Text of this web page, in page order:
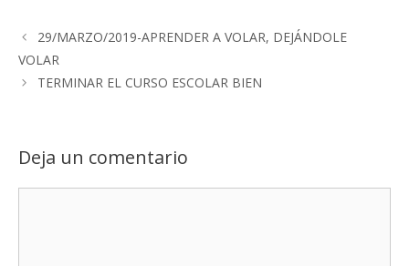
29/MARZO/2019-APRENDER A VOLAR, DEJÁNDOLE
VOLAR
TERMINAR EL CURSO ESCOLAR BIEN
Deja un comentario